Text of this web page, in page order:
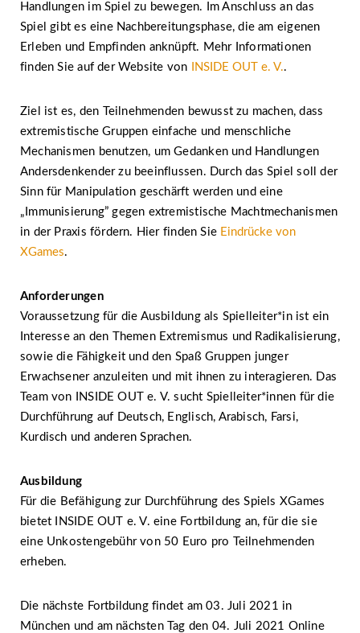
Handlungen im Spiel zu bewegen. Im Anschluss an das
Spiel gibt es eine Nachbereitungsphase, die am eigenen
Erleben und Empfinden anknüpft. Mehr Informationen
finden Sie auf der Website von
INSIDE OUT e. V..
Ziel ist es, den Teilnehmenden bewusst zu machen, dass
extremistische Gruppen einfache und menschliche
Mechanismen benutzen, um Gedanken und Handlungen
Andersdenkender zu beeinflussen. Durch das Spiel soll der
Sinn für Manipulation geschärft werden und eine
„Immunisierung” gegen extremistische Machtmechanismen
in der Praxis fördern. Hier finden Sie Eindrücke von
XGames.
Anforderungen
Voraussetzung für die Ausbildung als Spielleiter*in ist ein
Interesse an den Themen Extremismus und Radikalisierung,
sowie die Fähigkeit und den Spaß Gruppen junger
Erwachsener anzuleiten und mit ihnen zu interagieren. Das
Team von INSIDE OUT e. V. sucht Spielleiter*innen für die
Durchführung auf Deutsch, Englisch, Arabisch, Farsi,
Kurdisch und anderen Sprachen.
Ausbildung
Für die Befähigung zur Durchführung des Spiels XGames
bietet INSIDE OUT e. V. eine Fortbildung an, für die sie
eine Unkostengebühr von 50 Euro pro Teilnehmenden
erheben.
Die nächste Fortbildung findet am 03. Juli 2021 in
München und am nächsten Tag den 04. Juli 2021 Online